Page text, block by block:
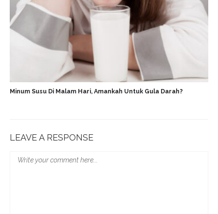
Minum Susu Di Malam Hari, Amankah Untuk Gula Darah?
LEAVE A RESPONSE